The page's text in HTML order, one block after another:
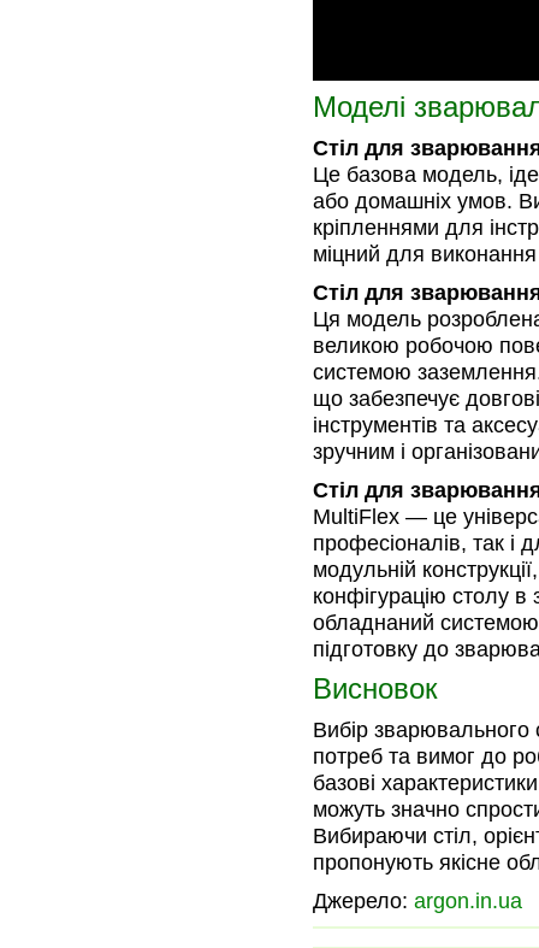
Моделі
Стіл для
Це базова модель,
або домашніх умов.
кріпленнями для
міцний для виконання
Стіл для
Ця модель
великою робочою
системою
що забезпечує
інструментів та
зручним і
Стіл для
MultiFlex — це
професіоналів, так і
модульній
конфігурацію столу в
обладнаний
підготовку до
Висновок
Вибір зварювального
потреб та вимог до
базові
можуть значно
Вибираючи стіл,
пропонують якісне
Джерело: argon.in.ua